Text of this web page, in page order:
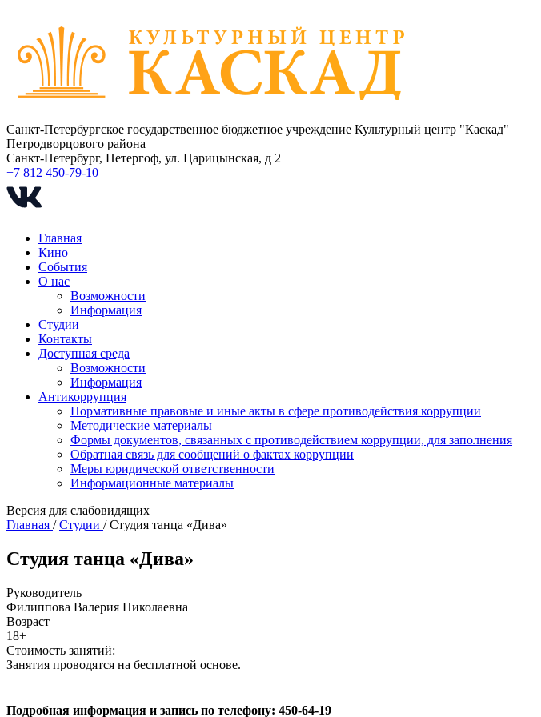
Санкт-Петербургское государственное бюджетное учреждение Культурный центр "Каскад"
Петродворцового района
Санкт-Петербург, Петергоф, ул. Царицынская, д 2
+7 812 450-79-10
Главная
Кино
События
О нас
Возможности
Информация
Студии
Контакты
Доступная среда
Возможности
Информация
Антикоррупция
Нормативные правовые и иные акты в сфере противодействия коррупции
Методические материалы
Формы документов, связанных с противодействием коррупции, для заполнения
Обратная связь для сообщений о фактах коррупции
Меры юридической ответственности
Информационные материалы
Версия для слабовидящих
Главная /Студии /Студия танца «Дива»
Студия танца «Дива»
Руководитель
Филиппова Валерия Николаевна
Возраст
18+
Стоимость занятий:
Занятия проводятся на бесплатной основе.
Подробная информация и запись по телефону: 450-64-19